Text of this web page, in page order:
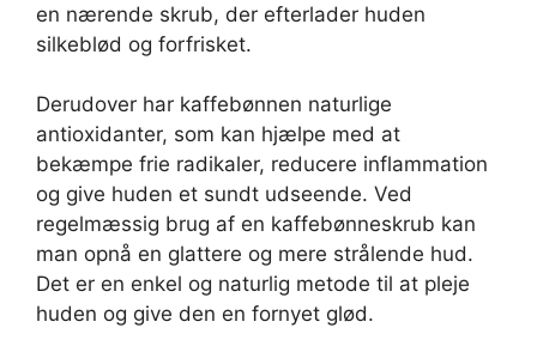
en nærende skrub, der efterlader huden
silkeblød og forfrisket.
Derudover har kaffebønnen naturlige
antioxidanter, som kan hjælpe med at
bekæmpe frie radikaler, reducere inflammation
og give huden et sundt udseende. Ved
regelmæssig brug af en kaffebønneskrub kan
man opnå en glattere og mere strålende hud.
Det er en enkel og naturlig metode til at pleje
huden og give den en fornyet glød.